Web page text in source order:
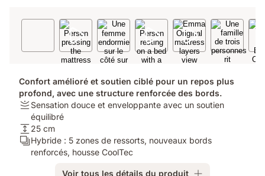
Confort amélioré et soutien ciblé pour un repos plus
profond, avec une structure renforcée des bords.
Fermeté:
Sensation
douce
et
enveloppante
Sensation douce et enveloppante avec un soutien
équilibré
Hauteur:
25
25 cm
Calques:
Hybride
Hybride : 5 zones de ressorts, nouveaux bords
renforcés, housse CoolTec
Voir tous les détails du produit